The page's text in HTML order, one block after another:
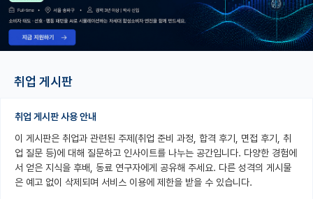
취업 게시판
임용 후기 게시판
PI 전용 게시판
반도체/AI 게시판
장학금/장학생 게시판
취업 게시판
취업 게시판 사용 안내
이 게시판은 취업과 관련된 주제(취업 준비 과정, 합격 후기, 면접 후기, 취
업 질문 등)에 대해 질문하고 인사이트를 나누는 공간입니다. 다양한 경험에
서 얻은 지식을 후배, 동료 연구자에게 공유해 주세요. 다른 성격의 게시물
은 예고 없이 삭제되며 서비스 이용에 제한을 받을 수 있습니다.